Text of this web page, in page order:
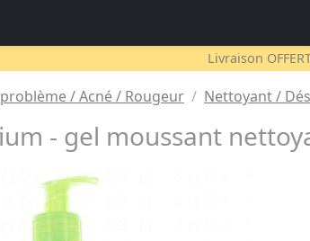
Livraison
/ Acné / Rougeur Nettoyant /
- gel moussant